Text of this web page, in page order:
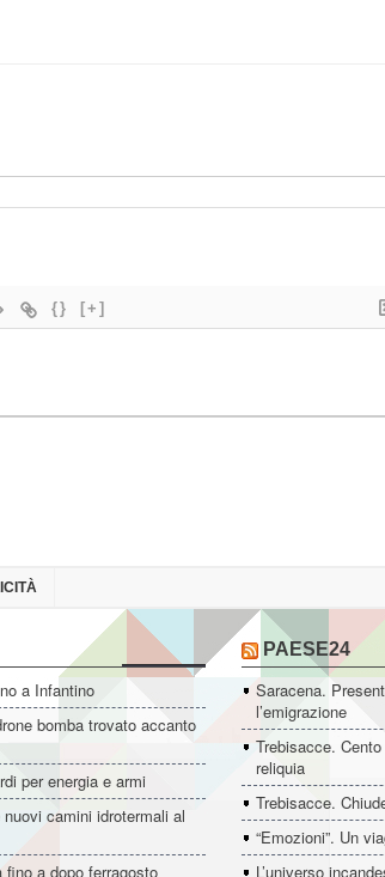
{} [+]
a Infantino
bomba trovato accanto
per energia e armi
camini idrotermali al
a dopo ferragosto
PAESE24
Saracena.
l’emigrazione
Trebisacce.
reliquia
Trebisacce.
“Emozioni”. Un
L’universo